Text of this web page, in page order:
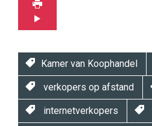
Kamer van Koophandel
verkopers op afstand
internetverkopers